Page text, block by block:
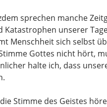
sprechen manche
Katastrophen unserer
Menschheit sich selbst
Gottes nicht hört,
halte ich, dass
Stimme des Geistes